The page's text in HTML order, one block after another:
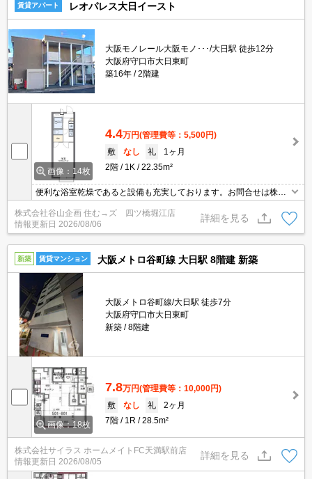
賃貸アパート レオパレス大日イースト
大阪モノレール大阪モノ･･･/大日駅 徒歩12分
大阪府守口市大日東町
築16年
2階建
画像：14枚
4.4万円(管理費等：5,500円)
敷
なし 礼
1ヶ月
2階
1K 22.35m²
便利な浴室乾燥であると設備も充実しております。お問合せは株式
会社谷山企画まで 防犯カメラなので安心して生活できる物件です
よ。素敵な1Kタイプ・22.35m2の使いやすいお部屋ですよ
株式会社谷山企画 住む→ズ 四ツ橋堀江店
情報更新日 2026/08/06
詳細を見る
新築 賃貸マンション 大阪メトロ谷町線 大日駅 8階建 新築
大阪メトロ谷町線/大日駅 徒歩7分
大阪府守口市大日東町
新築
8階建
画像：18枚
7.8万円(管理費等：10,000円)
敷
なし 礼
2ヶ月
7階
1R 28.5m²
株式会社サイラス ホームメイトFC天満駅前店
情報更新日 2026/08/05
詳細を見る